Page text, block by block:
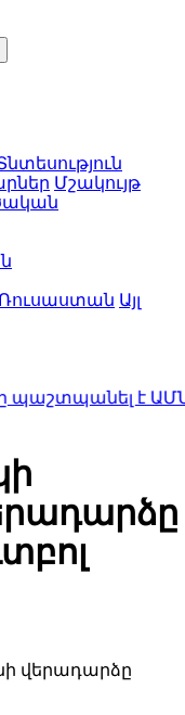
Մշակույթ
Ռուսաստան Այլ
է ԱՄՆ